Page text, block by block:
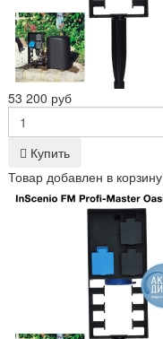
53 200 руб
Купить
Товар добавлен в корзину